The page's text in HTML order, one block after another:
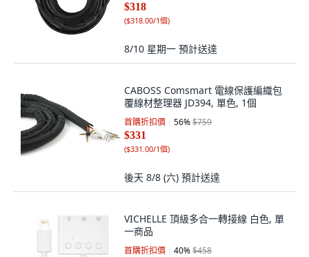
$318
($318.00/1個)
8/10 星期一 預計送達
CABOSS Comsmart 電線保護編織包
覆線材整理器 JD394, 單色, 1個
首購折扣價 56%$759
$331
($331.00/1個)
後天 8/8 (六) 預計送達
VICHELLE 頂級多合一轉接線 白色, 單
一商品
首購折扣價 40%$458